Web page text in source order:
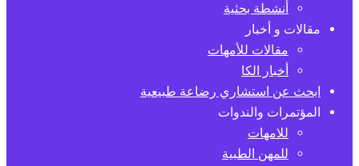
أنشطة بحثية
مقالات و أخبار
مقالات للأمهات
أخبار الكا
ابحث عن استشاري رضاعة طبيعية
المؤتمرات والندوات
للامهات
للمهن الطبية